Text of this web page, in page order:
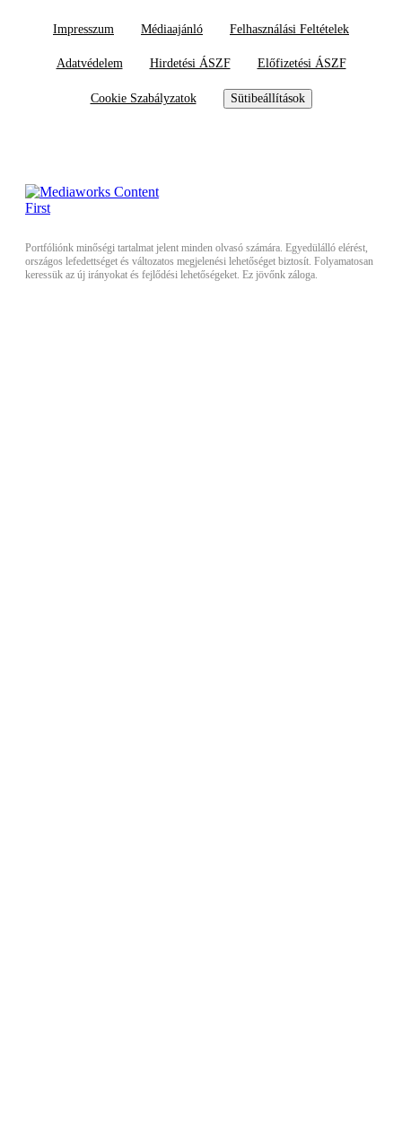
Impresszum Médiaajánló Felhasználási Feltételek
Adatvédelem Hirdetési ÁSZF Előfizetési ÁSZF
Cookie Szabályzatok Sütibeállítások
Portfóliónk minőségi tartalmat jelent minden olvasó számára. Egyedülálló elérést,
országos lefedettséget és változatos megjelenési lehetőséget biztosít. Folyamatosan
keressük az új irányokat és fejlődési lehetőségeket. Ez jövőnk záloga.